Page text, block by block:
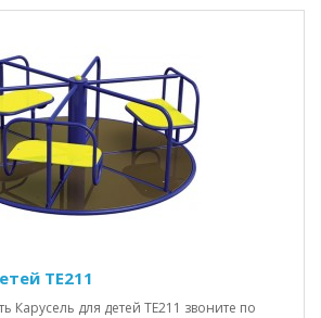
TE211
Карусель для детей TE211 звоните по